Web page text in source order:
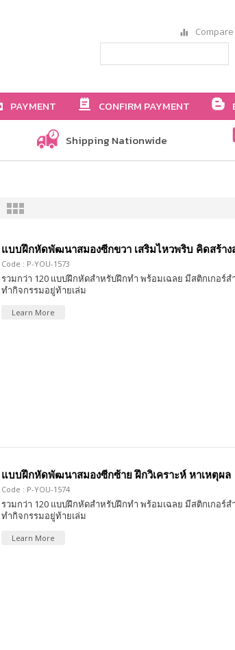
PAYMENT CONFIRM PAYMENT
Shipping Nationwide
แบบฝึกหัดพัฒนาสมองซีกขวา เสริมไหวพริบ คิดสร้าง
Code : P-YOU-1573
รวมกว่า 120 แบบฝึกหัดสำหรับฝึกทำ พร้อมเฉลย มีสติกเกอร์ส
ทำกิจกรรมอยู่ท้ายเล่ม
Learn More
แบบฝึกหัดพัฒนาสมองซีกซ้าย ฝึกวิเคราะห์ หาเหตุผล
Code : P-YOU-1574
รวมกว่า 120 แบบฝึกหัดสำหรับฝึกทำ พร้อมเฉลย มีสติกเกอร์ส
ทำกิจกรรมอยู่ท้ายเล่ม
Learn More